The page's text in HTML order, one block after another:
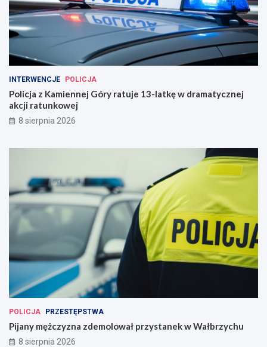
INTERWENCJE POLICJA
Policja z Kamiennej Góry ratuje 13-latkę w dramatycznej
akcji ratunkowej
8 sierpnia 2026
POLICJA PRZESTĘPSTWA
Pijany mężczyzna zdemolował przystanek w Wałbrzychu
8 sierpnia 2026